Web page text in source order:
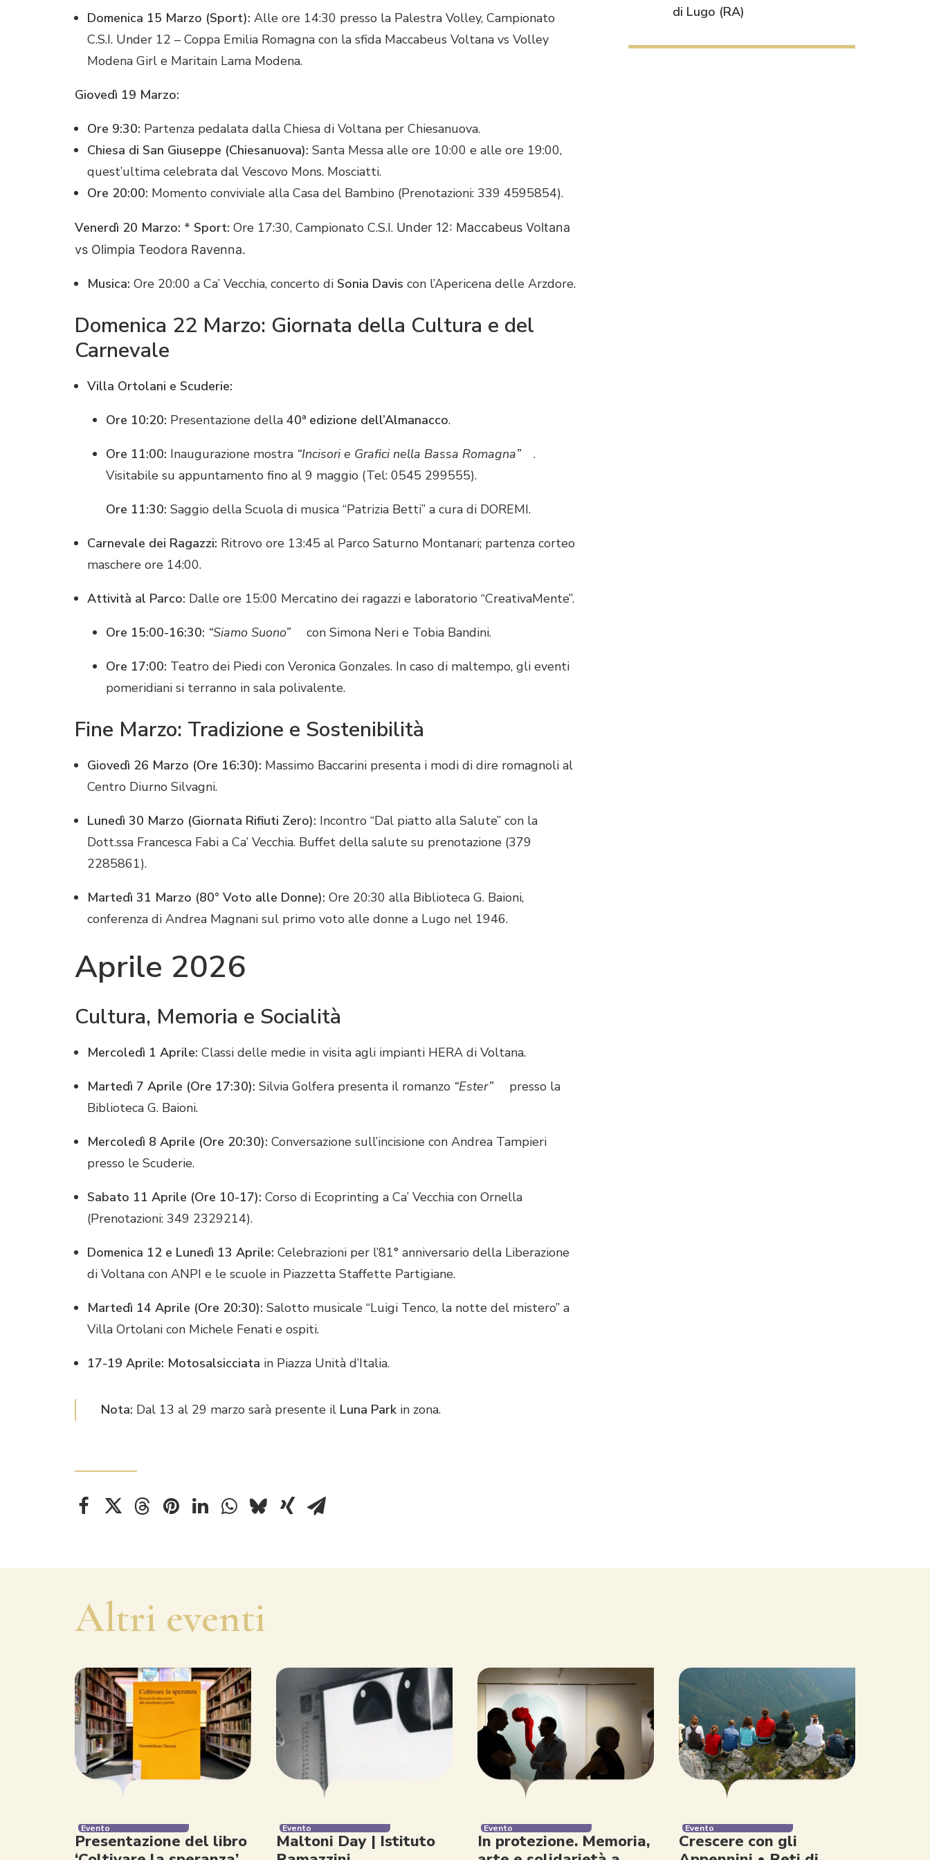
Domenica 15 Marzo (Sport): Alle ore 14:30 presso la Palestra Volley, Campionato
C.S.I. Under 12 – Coppa Emilia Romagna con la sfida Maccabeus Voltana vs Volley
Modena Girl e Maritain Lama Modena.
Giovedì 19 Marzo:
Ore 9:30: Partenza pedalata dalla Chiesa di Voltana per Chiesanuova.
Chiesa di San Giuseppe (Chiesanuova): Santa Messa alle ore 10:00 e alle ore 19:00,
quest’ultima celebrata dal Vescovo Mons. Mosciatti.
Ore 20:00: Momento conviviale alla Casa del Bambino (Prenotazioni: 339 4595854).
Venerdì 20 Marzo: * Sport: Ore 17:30, Campionato C.S.I. Under 12: Maccabeus Voltana
vs Olimpia Teodora Ravenna.
Musica: Ore 20:00 a Ca’ Vecchia, concerto di Sonia Davis con l’Apericena delle Arzdore.
Domenica 22 Marzo: Giornata della Cultura e del
Carnevale
Villa Ortolani e Scuderie:
Ore 10:20: Presentazione della 40ª edizione dell’Almanacco.
Ore 11:00: Inaugurazione mostra “Incisori e Grafici nella Bassa Romagna”
.
Visitabile su appuntamento fino al 9 maggio (Tel: 0545 299555).
Ore 11:30: Saggio della Scuola di musica “Patrizia Betti” a cura di DOREMI.
Carnevale dei Ragazzi: Ritrovo ore 13:45 al Parco Saturno Montanari; partenza corteo
maschere ore 14:00.
Attività al Parco: Dalle ore 15:00 Mercatino dei ragazzi e laboratorio “CreativaMente”.
Ore 15:00-16:30: “Siamo Suono” con Simona Neri e Tobia Bandini.
Ore 17:00: Teatro dei Piedi con Veronica Gonzales. In caso di maltempo, gli eventi
pomeridiani si terranno in sala polivalente.
Fine Marzo: Tradizione e Sostenibilità
Giovedì 26 Marzo (Ore 16:30): Massimo Baccarini presenta i modi di dire romagnoli al
Centro Diurno Silvagni.
Lunedì 30 Marzo (Giornata Rifiuti Zero): Incontro “Dal piatto alla Salute” con la
Dott.ssa Francesca Fabi a Ca’ Vecchia. Buffet della salute su prenotazione (379
2285861).
Martedì 31 Marzo (80° Voto alle Donne): Ore 20:30 alla Biblioteca G. Baioni,
conferenza di Andrea Magnani sul primo voto alle donne a Lugo nel 1946.
Aprile 2026
Cultura, Memoria e Socialità
Mercoledì 1 Aprile: Classi delle medie in visita agli impianti HERA di Voltana.
Martedì 7 Aprile (Ore 17:30): Silvia Golfera presenta il romanzo “Ester”
presso la
Biblioteca G. Baioni.
Mercoledì 8 Aprile (Ore 20:30): Conversazione sull’incisione con Andrea Tampieri
presso le Scuderie.
Sabato 11 Aprile (Ore 10-17): Corso di Ecoprinting a Ca’ Vecchia con Ornella
(Prenotazioni: 349 2329214).
Domenica 12 e Lunedì 13 Aprile: Celebrazioni per l’81° anniversario della Liberazione
di Voltana con ANPI e le scuole in Piazzetta Staffette Partigiane.
Martedì 14 Aprile (Ore 20:30): Salotto musicale “Luigi Tenco, la notte del mistero” a
Villa Ortolani con Michele Fenati e ospiti.
17-19 Aprile: Motosalsicciata in Piazza Unità d’Italia.
Nota: Dal 13 al 29 marzo sarà presente il Luna Park in zona.
di Lugo (RA)
Altri eventi
Evento
Presentazione del libro
Evento
Maltoni Day | Istituto
Evento
In protezione. Memoria,
Evento
Crescere con gli